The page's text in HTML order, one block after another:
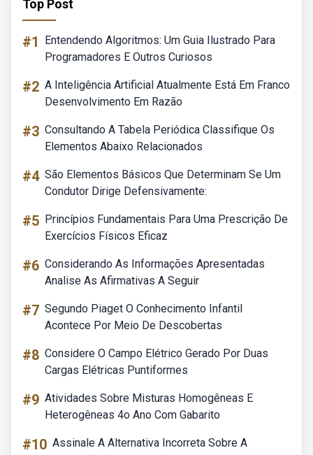
Top Post
#1
Entendendo Algoritmos: Um Guia Ilustrado Para
Programadores E Outros Curiosos
#2 A Inteligência Artificial Atualmente Está Em Franco
Desenvolvimento Em Razão
#3 Consultando A Tabela Periódica Classifique Os
Elementos Abaixo Relacionados
#4 São Elementos Básicos Que Determinam Se Um
Condutor Dirige Defensivamente:
#5 Princípios Fundamentais Para Uma Prescrição De
Exercícios Físicos Eficaz
#6 Considerando As Informações Apresentadas
Analise As Afirmativas A Seguir
#7 Segundo Piaget O Conhecimento Infantil
Acontece Por Meio De Descobertas
#8 Considere O Campo Elétrico Gerado Por Duas
Cargas Elétricas Puntiformes
#9 Atividades Sobre Misturas Homogêneas E
Heterogêneas 4o Ano Com Gabarito
#10 Assinale A Alternativa Incorreta Sobre A